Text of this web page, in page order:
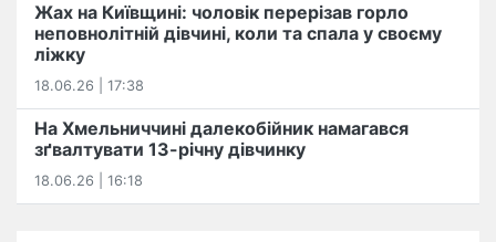
Жах на Київщині: чоловік перерізав горло
неповнолітній дівчині, коли та спала у своєму
ліжку
18.06.26 | 17:38
На Хмельниччині далекобійник намагався
зґвалтувати 13-річну дівчинку
18.06.26 | 16:18